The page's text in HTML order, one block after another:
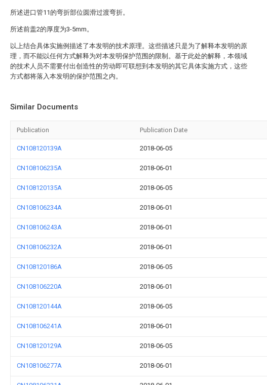
所述进口管11的弯折部位圆滑过渡弯折。
所述前盖2的厚度为3-5mm。
以上结合具体实施例描述了本发明的技术原理。这些描述只是为了解释本发明的原
理，而不能以任何方式解释为对本发明保护范围的限制。基于此处的解释，本领域
的技术人员不需要付出创造性的劳动即可联想到本发明的其它具体实施方式，这些
方式都将落入本发明的保护范围之内。
Similar Documents
Publication Publication Date
CN108120139A 2018-06-05
CN108106235A 2018-06-01
CN108120135A 2018-06-05
CN108106234A 2018-06-01
CN108106243A 2018-06-01
CN108106232A 2018-06-01
CN108120186A 2018-06-05
CN108106220A 2018-06-01
CN108120144A 2018-06-05
CN108106241A 2018-06-01
CN108120129A 2018-06-05
CN108106277A 2018-06-01